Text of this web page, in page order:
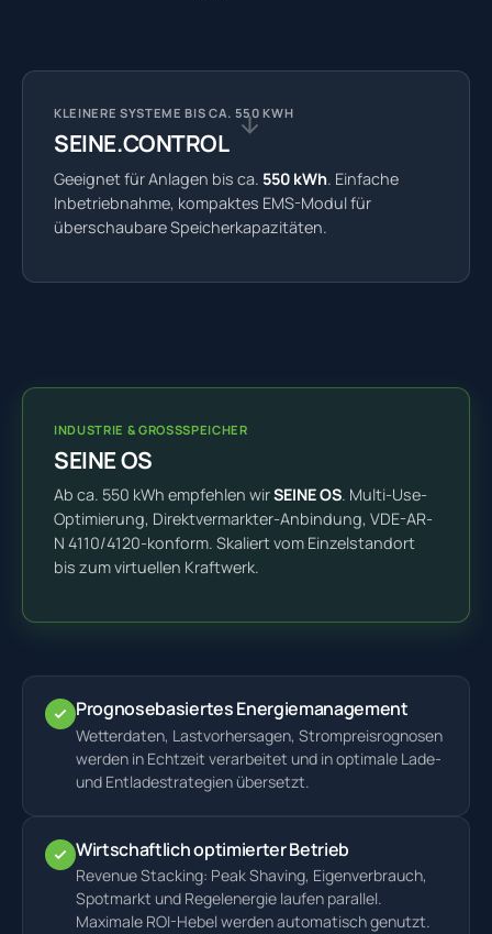
KLEINERE SYSTEME BIS CA. 550 KWH
SEINE.CONTROL
Geeignet für Anlagen bis ca. 550 kWh. Einfache
Inbetriebnahme, kompaktes EMS-Modul für
überschaubare Speicherkapazitäten.
INDUSTRIE & GROSSSPEICHER
SEINE OS
Ab ca. 550 kWh empfehlen wirSEINE OS. Multi-Use-
Optimierung, Direktvermarkter-Anbindung, VDE-AR-
N 4110/4120-konform. Skaliert vom Einzelstandort
bis zum virtuellen Kraftwerk.
Prognosebasiertes Energiemanagement
Wetterdaten, Lastvorhersagen, Strompreisrognosen
werden in Echtzeit verarbeitet und in optimale Lade-
und Entladestrategien übersetzt.
Wirtschaftlich optimierter Betrieb
Revenue Stacking: Peak Shaving, Eigenverbrauch,
Spotmarkt und Regelenergie laufen parallel.
Maximale ROI-Hebel werden automatisch genutzt.